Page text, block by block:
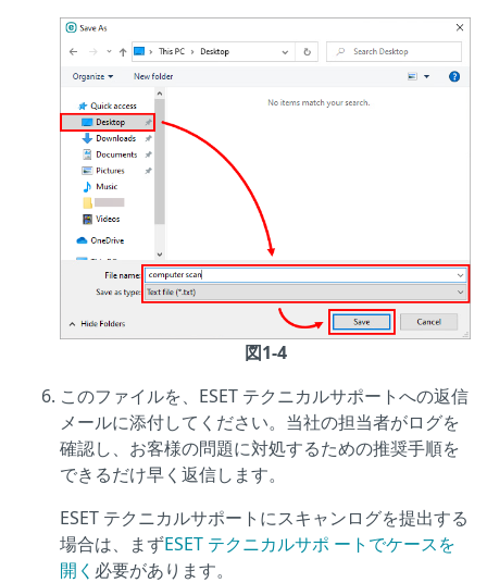
図1-4
このファイルを、ESET テクニカルサポートへの返信
メールに添付してください。当社の担当者がログを
確認し、お客様の問題に対処するための推奨手順を
できるだけ早く返信します。
ESET テクニカルサポートにスキャンログを提出する
場合は、まずESET テクニカルサポ ートでケースを
開く 必要があります。